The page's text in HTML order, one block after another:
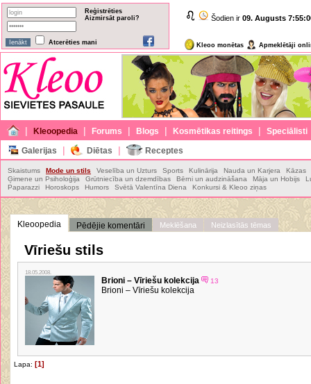
Reģistrēties
Aizmirsāt paroli?
Atcerēties mani
Šodien ir 09. Augusts
Kleoo monētas Apmeklētāji
| Kleoopedia | Forums | Blogs | Kosmētikas reitings | Speciālisti
Galerijas | Diētas | Receptes
Skaistums Mode un stils Veselība un Uzturs Sports Kulinārija Nauda un Karjera
Kāzas
Ģimene un Psiholoģija
Grūtniecība un dzemdības Bērni un audzināšana Māja un Hobijs
Paparazzi
Horoskops Humors Svētā Valentīna Diena Konkursi & Kleoo ziņas
Kleoopedia Pēdējie komentāri Meklēšana Neizlasītās tēmas
Vīriešu stils
18.05.2008.
Brioni – Vīriešu kolekcija 13
Brioni – Vīriešu kolekcija
Lapa: [1]